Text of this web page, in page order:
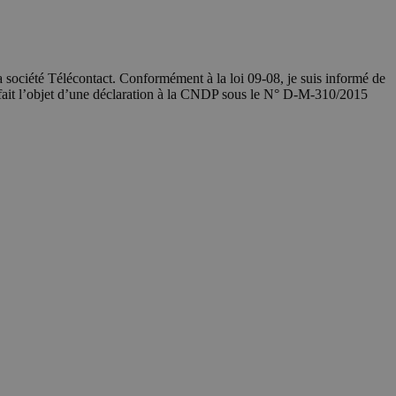
Télécontact. Conformément à la loi 09-08, je suis informé de
l’objet d’une déclaration à la CNDP sous le N° D-M-310/2015